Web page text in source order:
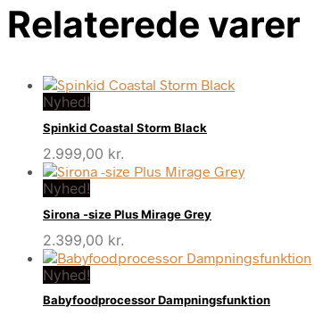
Relaterede varer
Nyhed!
Spinkid Coastal Storm Black
2.999,00 kr.
Nyhed!
Sirona -size Plus Mirage Grey
2.399,00 kr.
Nyhed!
Babyfoodprocessor Dampningsfunktion